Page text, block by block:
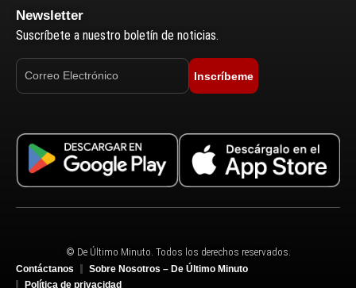
Newsletter
Suscríbete a nuestro boletín de noticias.
Inscríbeme
© De Último Minuto. Todos los derechos reservados.
Contáctanos
Sobre Nosotros – De Último Minuto
Política de privacidad